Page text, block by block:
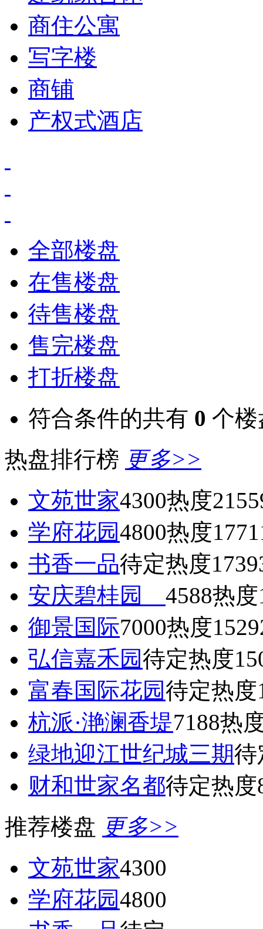
商住公寓
写字楼
商铺
产权式酒店
全部楼盘
在售楼盘
待售楼盘
售完楼盘
打折楼盘
符合条件的共有 0 个楼
热盘排行榜 更多>>
文苑世家4300热度
学府花园4800热度
书香一品待定热度
安庆碧桂园 4588热度
御景国际7000热度
弘信嘉禾园待定热度
富春国际花园待定热度
杭派·滟澜香堤7188热
绿地迎江世纪城三期待
财和世家名都待定热度
推荐楼盘 更多>>
文苑世家4300
学府花园4800